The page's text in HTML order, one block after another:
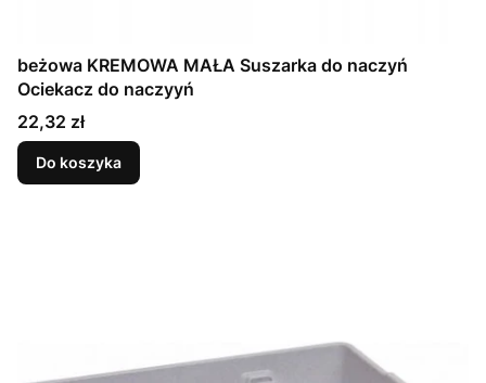
beżowa KREMOWA MAŁA Suszarka do naczyń
Ociekacz do naczyyń
Cena
22,32 zł
Do koszyka